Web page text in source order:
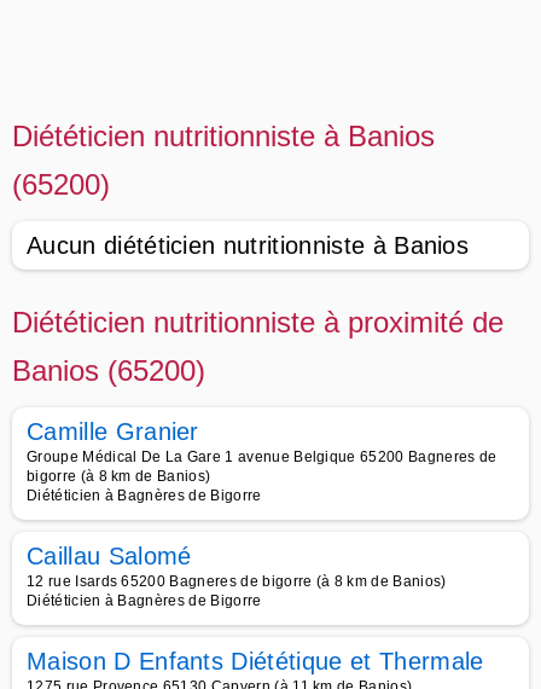
Diététicien nutritionniste à Banios
(65200)
Aucun diététicien nutritionniste à Banios
Diététicien nutritionniste à proximité de
Banios (65200)
Camille Granier
Groupe Médical De La Gare 1 avenue Belgique 65200 Bagneres de
bigorre (à 8 km de Banios)
Diététicien à Bagnères de Bigorre
Caillau Salomé
12 rue Isards 65200 Bagneres de bigorre (à 8 km de Banios)
Diététicien à Bagnères de Bigorre
Maison D Enfants Diététique et Thermale